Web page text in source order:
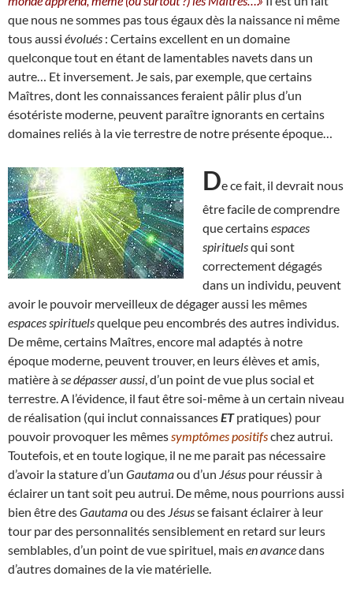
que nous ne sommes pas tous égaux dès la naissance ni même
tous aussi évolués : Certains excellent en un domaine
quelconque tout en étant de lamentables navets dans un
autre… Et inversement. Je sais, par exemple, que certains
Maîtres, dont les connaissances feraient pâlir plus d’un
ésotériste moderne, peuvent paraître ignorants en certains
domaines reliés à la vie terrestre de notre présente époque…
De ce fait, il devrait nous
être facile de comprendre
que certainsespaces
spirituelsqui sont
correctement dégagés
dans un individu, peuvent
avoir le pouvoir merveilleux de dégager aussi les mêmes
espaces spirituelsquelque peu encombrés des autres individus.
De même, certains Maîtres, encore mal adaptés à notre
époque moderne, peuvent trouver, en leurs élèves et amis,
matière à se dépasser aussi , d’un point de vue plus social et
terrestre. A l’évidence, il faut être soi-même à un certain niveau
de réalisation (qui inclut connaissancesETpratiques) pour
pouvoir provoquer les mêmes symptômes positifschez autrui.
Toutefois, et en toute logique, il ne me parait pas nécessaire
d’avoir la stature d’un Gautamaou d’un Jésus pour réussir à
éclairer un tant soit peu autrui. De même, nous pourrions aussi
bien être desGautamaou des Jésusse faisant éclairer à leur
tour par des personnalités sensiblement en retard sur leurs
semblables, d’un point de vue spirituel, maisen avancedans
d’autres domaines de la vie matérielle.